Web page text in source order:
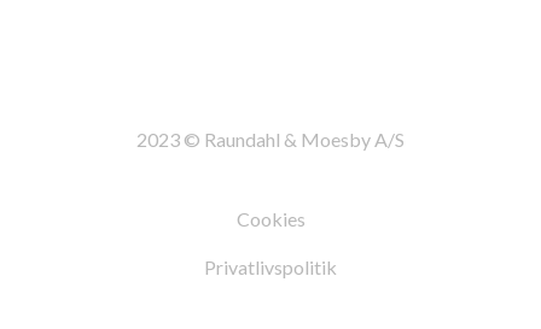
2023 © Raundahl & Moesby A/S
Cookies
Privatlivspolitik